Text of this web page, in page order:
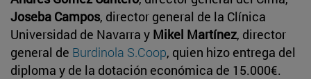
Joseba Campos, director general de la Clínica
Universidad de Navarra y Mikel Martínez, director
general de Burdinola S.Coop, quien hizo entrega del
diploma y de la dotación económica de 15.000€.